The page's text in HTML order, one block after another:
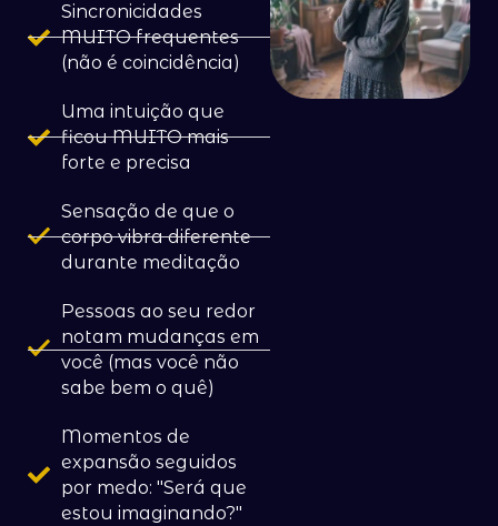
Sincronicidades
MUITO frequentes
(não é coincidência)
Uma intuição que
ficou MUITO mais
forte e precisa
Sensação de que o
corpo vibra diferente
durante meditação
Pessoas ao seu redor
notam mudanças em
você (mas você não
sabe bem o quê)
Momentos de
expansão seguidos
por medo: "Será que
estou imaginando?"